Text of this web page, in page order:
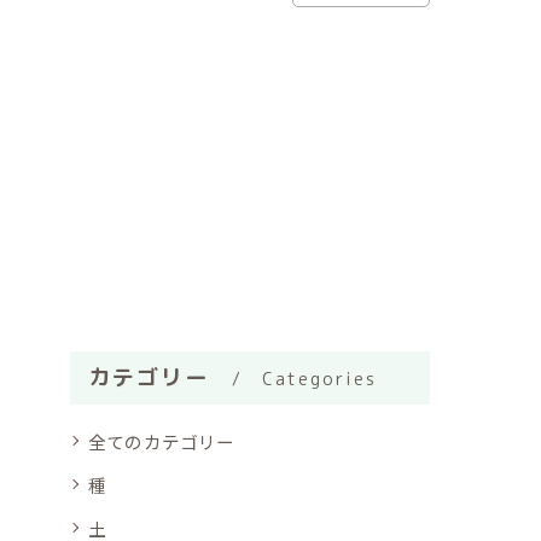
カテゴリー Categories
全てのカテゴリー
種
土